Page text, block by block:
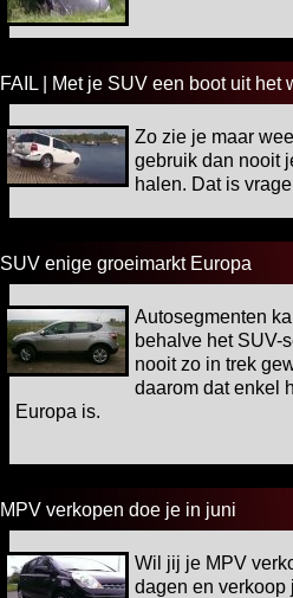
FAIL | Met je SUV een boot uit het
Zo zie je maar
gebruik dan nooit
halen. Dat is
SUV enige groeimarkt Europa
Autosegmenten
behalve het SUV-
nooit zo in trek
daarom dat enkel
Europa is.
MPV verkopen doe je in juni
Wil jij je MPV
dagen en verkoop